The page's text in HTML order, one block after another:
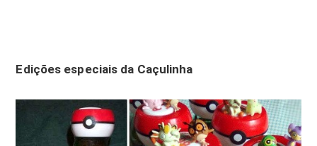
Edições especiais da Caçulinha